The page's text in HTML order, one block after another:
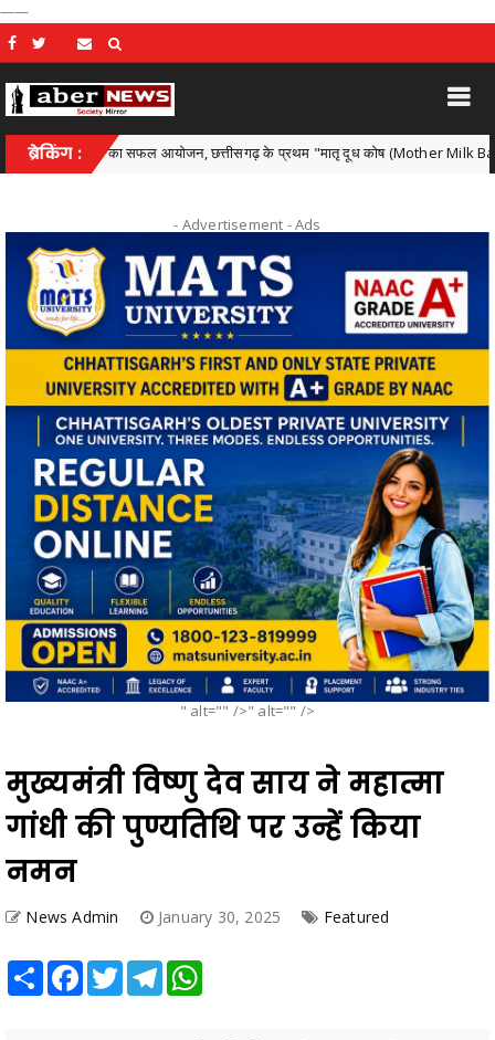
——
ब्रेकिंग :
का सफल आयोजन, छत्तीसगढ़ के प्रथम "मातृ दूध कोष (Mother Milk Bank)" की घोषणा
- Advertisement -Ads
" alt="" />" alt="" />
मुख्यमंत्री विष्णु देव साय ने महात्मा
गांधी की पुण्यतिथि पर उन्हें किया
नमन
News Admin January 30, 2025 Featured
Share Facebook
TwitterTelegram